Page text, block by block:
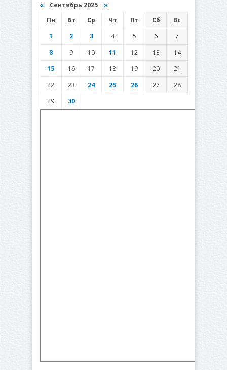
« Сентябрь 2025 »
Пн
Вт Ср Чт Пт Сб
Вс
1
2 3 4 5 6
7
8
9 10 11 12 13
14
15
16 17 18 19 20
21
22
23 24 25 26 27
28
29
30